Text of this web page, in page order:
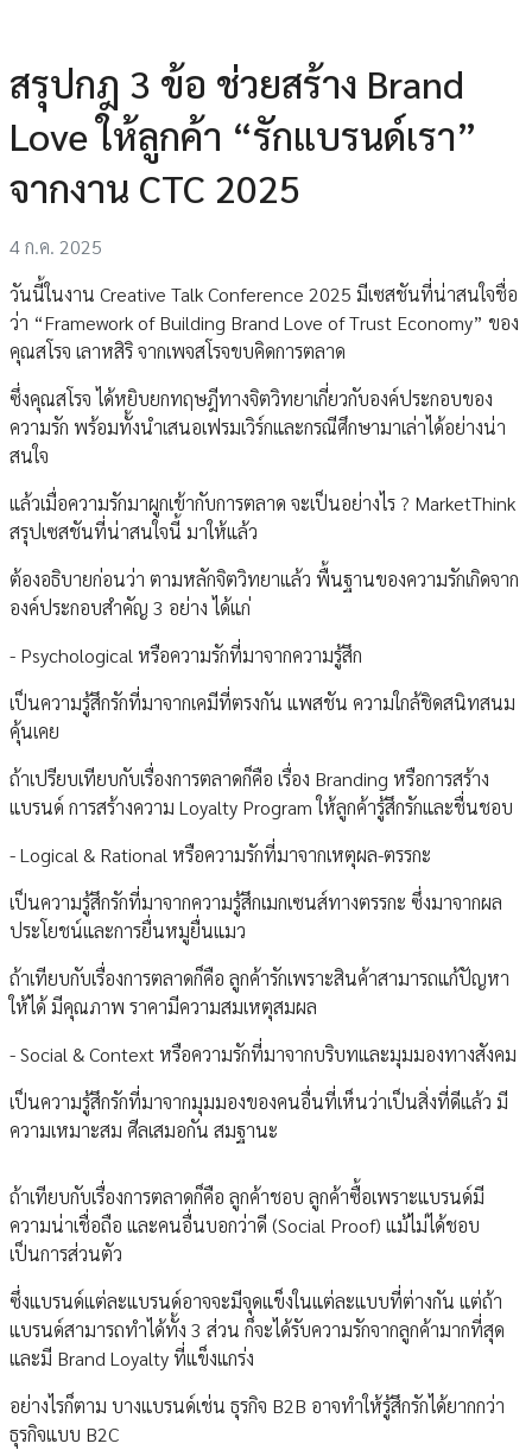
สรุปกฎ 3 ข้อ ช่วยสร้าง Brand
Love ให้ลูกค้า “รักแบรนด์เรา”
จากงาน CTC 2025
4 ก.ค. 2025
วันนี้ในงาน Creative Talk Conference 2025 มีเซสชันที่น่าสนใจชื่อ
ว่า “Framework of Building Brand Love of Trust Economy” ของ
คุณสโรจ เลาหสิริ จากเพจสโรจขบคิดการตลาด
ซึ่งคุณสโรจ ได้หยิบยกทฤษฎีทางจิตวิทยาเกี่ยวกับองค์ประกอบของ
ความรัก พร้อมทั้งนำเสนอเฟรมเวิร์กและกรณีศึกษามาเล่าได้อย่างน่า
สนใจ
แล้วเมื่อความรักมาผูกเข้ากับการตลาด จะเป็นอย่างไร ? MarketThink
สรุปเซสชันที่น่าสนใจนี้ มาให้แล้ว
ต้องอธิบายก่อนว่า ตามหลักจิตวิทยาแล้ว พื้นฐานของความรักเกิดจาก
องค์ประกอบสำคัญ 3 อย่าง ได้แก่
- Psychological หรือความรักที่มาจากความรู้สึก
เป็นความรู้สึกรักที่มาจากเคมีที่ตรงกัน แพสชัน ความใกล้ชิดสนิทสนม
คุ้นเคย
ถ้าเปรียบเทียบกับเรื่องการตลาดก็คือ เรื่อง Branding หรือการสร้าง
แบรนด์ การสร้างความ Loyalty Program ให้ลูกค้ารู้สึกรักและชื่นชอบ
- Logical & Rational หรือความรักที่มาจากเหตุผล-ตรรกะ
เป็นความรู้สึกรักที่มาจากความรู้สึกเมกเซนส์ทางตรรกะ ซึ่งมาจากผล
ประโยชน์และการยื่นหมูยื่นแมว
ถ้าเทียบกับเรื่องการตลาดก็คือ ลูกค้ารักเพราะสินค้าสามารถแก้ปัญหา
ให้ได้ มีคุณภาพ ราคามีความสมเหตุสมผล
- Social & Context หรือความรักที่มาจากบริบทและมุมมองทางสังคม
เป็นความรู้สึกรักที่มาจากมุมมองของคนอื่นที่เห็นว่าเป็นสิ่งที่ดีแล้ว มี
ความเหมาะสม ศีลเสมอกัน สมฐานะ
ถ้าเทียบกับเรื่องการตลาดก็คือ ลูกค้าชอบ ลูกค้าซื้อเพราะแบรนด์มี
ความน่าเชื่อถือ และคนอื่นบอกว่าดี (Social Proof) แม้ไม่ได้ชอบ
เป็นการส่วนตัว
ซึ่งแบรนด์แต่ละแบรนด์อาจจะมีจุดแข็งในแต่ละแบบที่ต่างกัน แต่ถ้า
แบรนด์สามารถทำได้ทั้ง 3 ส่วน ก็จะได้รับความรักจากลูกค้ามากที่สุด
และมี Brand Loyalty ที่แข็งแกร่ง
อย่างไรก็ตาม บางแบรนด์เช่น ธุรกิจ B2B อาจทำให้รู้สึกรักได้ยากกว่า
ธุรกิจแบบ B2C